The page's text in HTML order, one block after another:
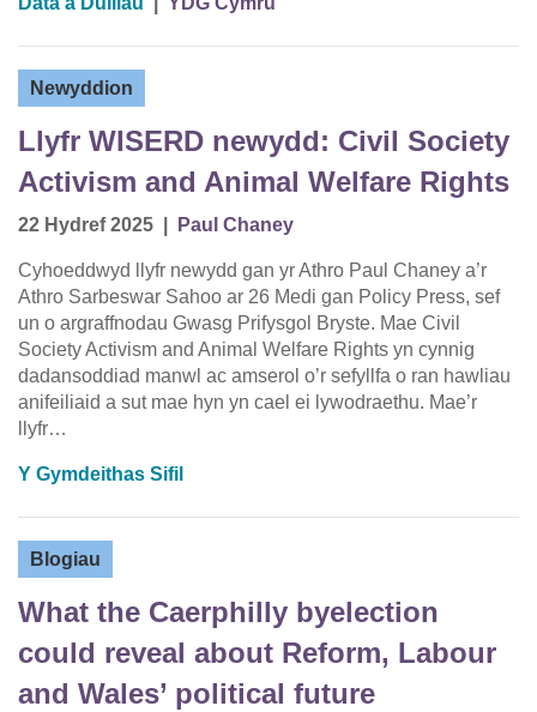
Newyddion
Llyfr WISERD newydd: Civil Society
Activism and Animal Welfare Rights
22 Hydref 2025 Paul Chaney
Cyhoeddwyd llyfr newydd gan yr Athro Paul Chaney a’r
Athro Sarbeswar Sahoo ar 26 Medi gan Policy Press, sef
un o argraffnodau Gwasg Prifysgol Bryste. Mae Civil
Society Activism and Animal Welfare Rights yn cynnig
dadansoddiad manwl ac amserol o’r sefyllfa o ran hawliau
anifeiliaid a sut mae hyn yn cael ei lywodraethu. Mae’r
llyfr…
Y Gymdeithas Sifil
Blogiau
What the Caerphilly byelection
could reveal about Reform, Labour
and Wales’ political future